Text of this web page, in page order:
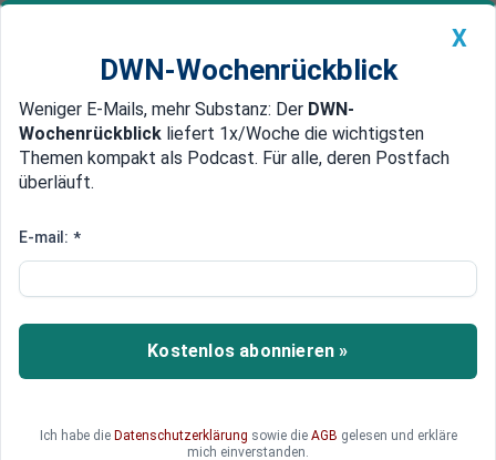
Newsticker MEIN DWN: Geldanlage Premium
Edelmetalle DWN-Magazin China
Stromproduktion: Rekord bei
Deutschlands Stromproduktion hat im Sommer
neue Rekorde erreicht: Windkraft und
Photovoltaik dominieren, Kohle verliert weiter.
Gaskraftwerke an.
X
DWN-Wochenrückblick
Weniger E-Mails, mehr Substanz: Der DWN-
Wochenrückblick liefert 1x/Woche die wichtigsten
Themen kompakt als Podcast. Für alle, deren Postfach
überläuft.
E-mail: *
Kostenlos abonnieren »
Ich habe die Datenschutzerklärung sowie die AGB gelesen und erkläre
mich einverstanden.